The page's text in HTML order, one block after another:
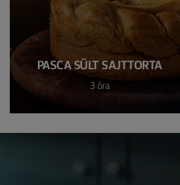
PASCA SÜLT SAJTTORTA
3 óra